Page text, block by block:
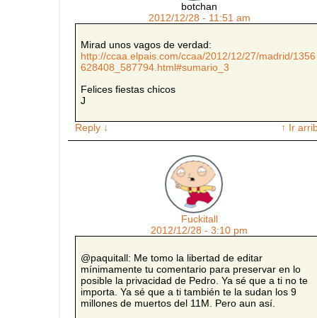
botchan
2012/12/28 - 11:51 am
Mirad unos vagos de verdad:
http://ccaa.elpais.com/ccaa/2012/12/27/madrid/1356
628408_587794.html#sumario_3
Felices fiestas chicos
J
Reply ↓ ↑ Ir
Fuckitall
2012/12/28 - 3:10 pm
@paquitall: Me tomo la libertad de editar
mínimamente tu comentario para preservar en lo
posible la privacidad de Pedro. Ya sé que a ti no te
importa. Ya sé que a ti también te la sudan los 9
millones de muertos del 11M. Pero aun así.